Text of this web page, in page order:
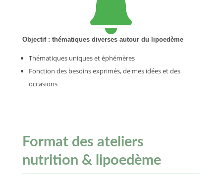

Objectif : thématiques diverses autour du lipoedème
Thématiques uniques et éphémères
Fonction des besoins exprimés, de mes idées et des
occasions
Format des ateliers
nutrition & lipoedème